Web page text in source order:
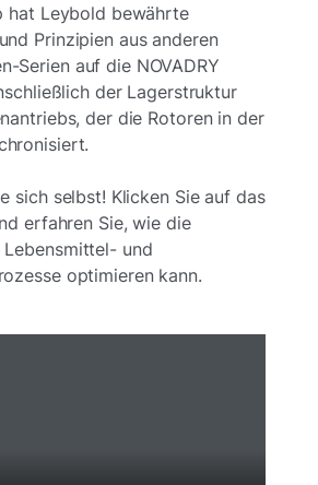
hat Leybold bewährte
Prinzipien aus anderen
Serien auf die NOVADRY
der Lagerstruktur
der die Rotoren in der
sich selbst! Klicken Sie auf das
erfahren Sie, wie die
Lebensmittel- und
optimieren kann.